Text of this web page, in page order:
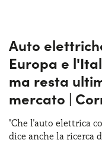
Auto
Europa e
ma resta
mercato |
"Che l'auto elettrica
dice anche la ricerca